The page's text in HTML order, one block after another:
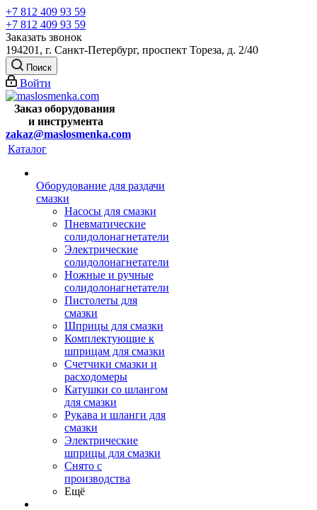
+7 812 409 93 59
+7 812 409 93 59
Заказать звонок
194201, г. Санкт-Петербург, проспект Тореза, д. 2/40
Поиск
Войти
Заказ оборудования
и инструмента
zakaz@maslosmenka.com
Каталог
Оборудование для раздачи
смазки
Насосы для смазки
Пневматические
солидолонагнетатели
Электрические
солидолонагнетатели
Ножные и ручные
солидолонагнетатели
Пистолеты для
смазки
Шприцы для смазки
Комплектующие к
шприцам для смазки
Счетчики смазки и
расходомеры
Катушки со шлангом
для смазки
Рукава и шланги для
смазки
Электрические
шприцы для смазки
Снято с
производства
Ещё